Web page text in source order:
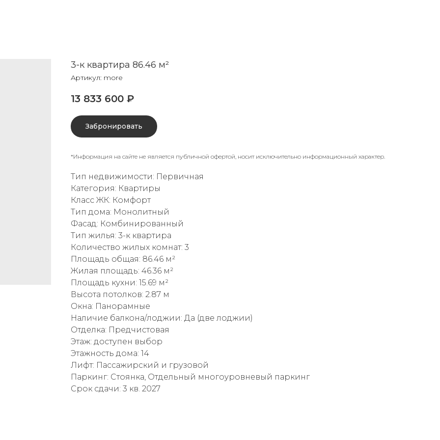
3-к квартира 86.46 м²
Артикул: more
13 833 600 ₽
Забронировать
*Информация на сайте не является публичной офертой, носит исключительно информационный характер.
Тип недвижимости: Первичная
Категория: Квартиры
Класс ЖК: Комфорт
Тип дома: Монолитный
Фасад: Комбинированный
Тип жилья: 3-к квартира
Количество жилых комнат: 3
Площадь общая: 86.46 м²
Жилая площадь: 46.36 м²
Площадь кухни: 15.69 м²
Высота потолков: 2.87 м
Окна: Панорамные
Наличие балкона/лоджии: Да (две лоджии)
Отделка: Предчистовая
Этаж: доступен выбор
Этажность дома: 14
Лифт: Пассажирский и грузовой
Паркинг: Стоянка, Отдельный многоуровневый паркинг
Срок сдачи: 3 кв. 2027